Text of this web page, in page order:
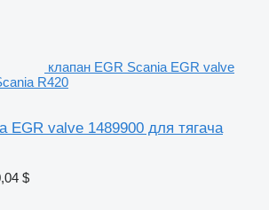
клапан EGR Scania EGR valve
R420
EGR valve 1489900 для тягача
$